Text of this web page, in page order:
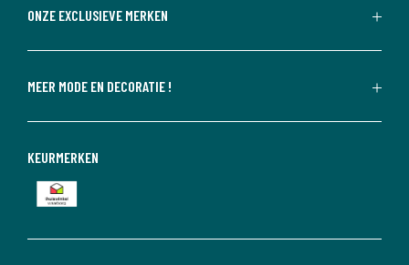
ONZE EXCLUSIEVE MERKEN
MEER MODE EN DECORATIE !
KEURMERKEN